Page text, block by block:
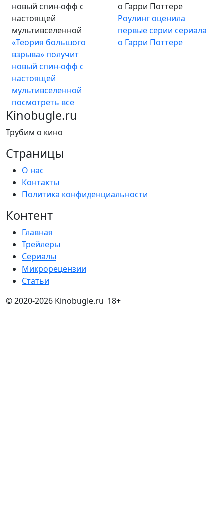
новый спин-офф с
настоящей
мультивселенной
«Теория большого
взрыва» получит
новый спин-офф с
настоящей
мультивселенной
о Гарри Поттере
Роулинг оценила
первые серии сериала
о Гарри Поттере
посмотреть все
Kinobugle.ru
Трубим о кино
Страницы
О нас
Контакты
Политика конфиденциальности
Контент
Главная
Трейлеры
Сериалы
Микрорецензии
Статьи
© 2020-2026 Kinobugle.ru 18+